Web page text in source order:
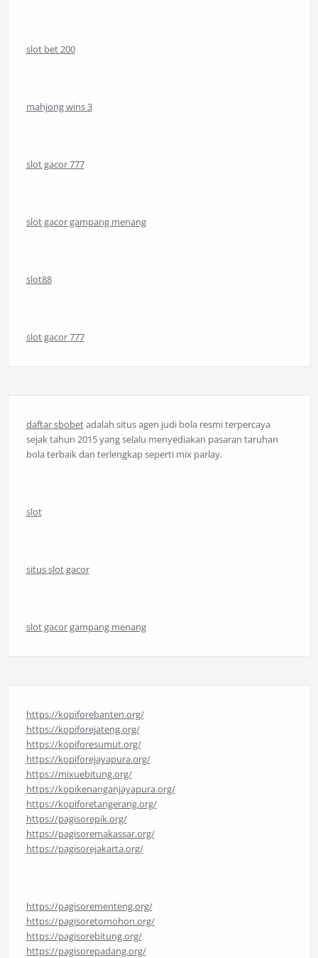
slot bet 200
mahjong wins 3
slot gacor 777
slot gacor gampang menang
slot88
slot gacor 777
daftar sbobetadalah situs agen judi bola resmi terpercaya
sejak tahun 2015 yang selalu menyediakan pasaran taruhan
bola terbaik dan terlengkap seperti mix parlay.
slot
situs slot gacor
slot gacor gampang menang
https://kopiforebanten.org/
https://kopiforejateng.org/
https://kopiforesumut.org/
https://kopiforejayapura.org/
https://mixuebitung.org/
https://kopikenanganjayapura.org/
https://kopiforetangerang.org/
https://pagisorepik.org/
https://pagisoremakassar.org/
https://pagisorejakarta.org/
https://pagisorementeng.org/
https://pagisoretomohon.org/
https://pagisorebitung.org/
https://pagisorepadang.org/